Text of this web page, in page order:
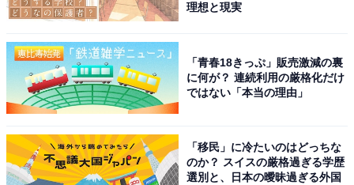
理想と現実
「青春18きっぷ」販売激減の裏
に何が？ 連続利用の厳格化だけ
ではない「本当の理由」
「移民」に冷たいのはどっちな
のか？ スイスの厳格過ぎる学歴
選別と、日本の曖昧過ぎる外国